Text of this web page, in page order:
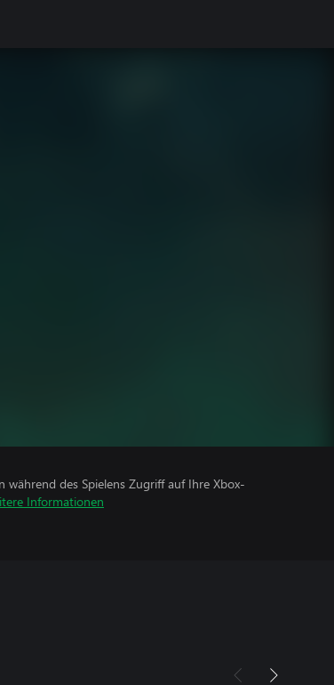
während des Spielens Zugriff auf Ihre Xbox-
Informationen